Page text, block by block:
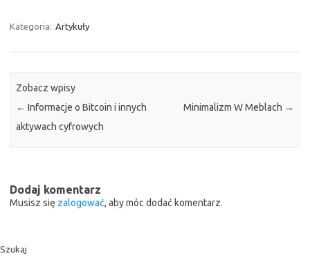
Kategoria: Artykuły
Zobacz wpisy
← Informacje o Bitcoin i innych
aktywach cyfrowych
Minimalizm W Meblach →
Dodaj komentarz
Musisz się zalogować, aby móc dodać komentarz.
Szukaj